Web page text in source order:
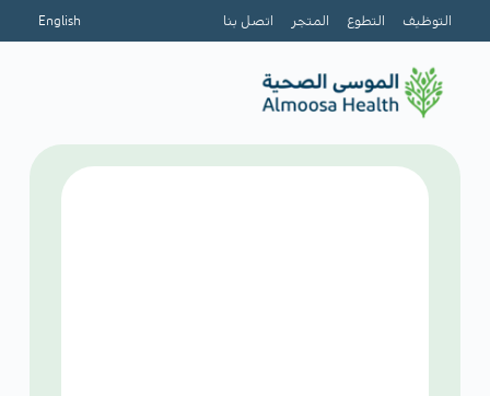
التوظيف التطوع المتجر اتصل بنا English